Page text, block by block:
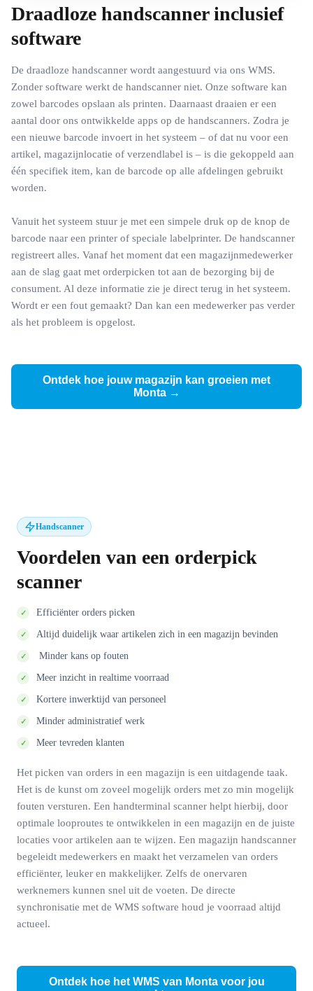
Draadloze handscanner inclusief
software
De draadloze handscanner wordt aangestuurd via ons WMS.
Zonder software werkt de handscanner niet. Onze software kan
zowel barcodes opslaan als printen. Daarnaast draaien er een
aantal door ons ontwikkelde apps op de handscanners. Zodra je
een nieuwe barcode invoert in het systeem – of dat nu voor een
artikel, magazijnlocatie of verzendlabel is – is die gekoppeld aan
één specifiek item, kan de barcode op alle afdelingen gebruikt
worden.
Vanuit het systeem stuur je met een simpele druk op de knop de
barcode naar een printer of speciale labelprinter. De handscanner
registreert alles. Vanaf het moment dat een magazijnmedewerker
aan de slag gaat met orderpicken tot aan de bezorging bij de
consument. Al deze informatie zie je direct terug in het systeem.
Wordt er een fout gemaakt? Dan kan een medewerker pas verder
als het probleem is opgelost.
Ontdek hoe jouw magazijn kan groeien met
Monta →
Handscanner
Voordelen van een orderpick
scanner
Efficiënter orders picken
Altijd duidelijk waar artikelen zich in een magazijn bevinden
Minder kans op fouten
Meer inzicht in realtime voorraad
Kortere inwerktijd van personeel
Minder administratief werk
Meer tevreden klanten
Het picken van orders in een magazijn is een uitdagende taak.
Het is de kunst om zoveel mogelijk orders met zo min mogelijk
fouten versturen. Een handterminal scanner helpt hierbij, door
optimale looproutes te ontwikkelen in een magazijn en de juiste
locaties voor artikelen aan te wijzen. Een magazijn handscanner
begeleidt medewerkers en maakt het verzamelen van orders
efficiënter, leuker en makkelijker. Zelfs de onervaren
werknemers kunnen snel uit de voeten. De directe
synchronisatie met de WMS software houd je voorraad altijd
actueel.
Ontdek hoe het WMS van Monta voor jou